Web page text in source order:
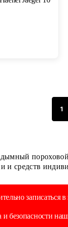
1
и средств
безопасности